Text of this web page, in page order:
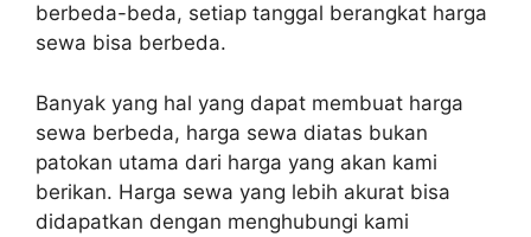
berbeda-beda, setiap tanggal berangkat harga
sewa bisa berbeda.
Banyak yang hal yang dapat membuat harga
sewa berbeda, harga sewa diatas bukan
patokan utama dari harga yang akan kami
berikan. Harga sewa yang lebih akurat bisa
didapatkan dengan menghubungi kami